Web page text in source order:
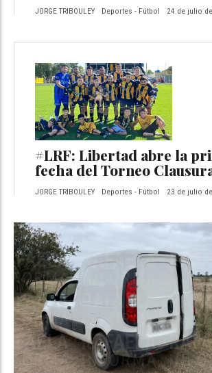
JORGE TRIBOULEY Deportes - Fútbol 24 de julio
#LRF: Libertad abre la
fecha del Torneo
JORGE TRIBOULEY Deportes - Fútbol 23 de julio